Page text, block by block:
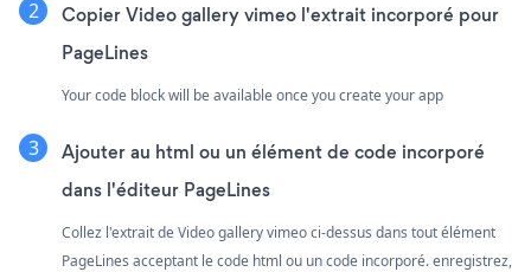
Copier Video gallery vimeo l'extrait incorporé pour
PageLines
Your code block will be available once you create your app
Ajouter au html ou un élément de code incorporé
dans l'éditeur PageLines
Collez l'extrait de Video gallery vimeo ci-dessus dans tout élément
PageLines acceptant le code html ou un code incorporé. enregistrez,